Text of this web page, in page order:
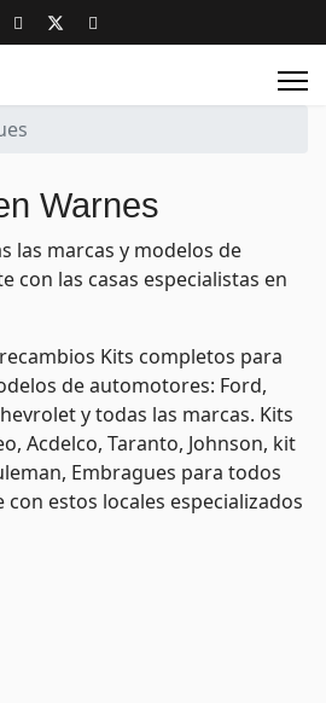
Warnes
las marcas y modelos de
con las casas especialistas en
Kits completos para
de automotores: Ford,
y todas las marcas. Kits
Acdelco, Taranto, Johnson, kit
Embragues para todos
estos locales especializados